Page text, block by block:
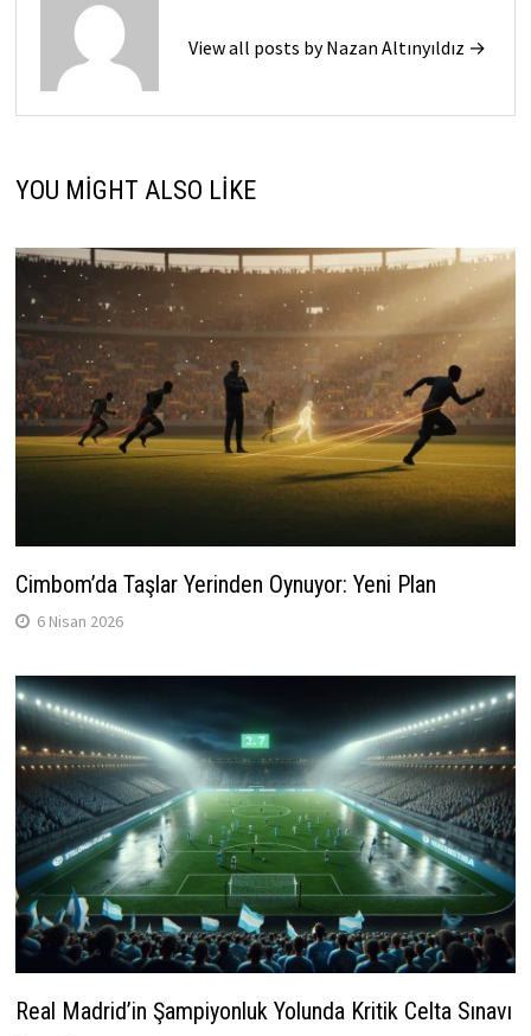
View all posts by Nazan Altınyıldız →
YOU MIGHT ALSO LIKE
Cimbom’da Taşlar Yerinden Oynuyor: Yeni Plan
6 Nisan 2026
Real Madrid’in Şampiyonluk Yolunda Kritik Celta Sınavı